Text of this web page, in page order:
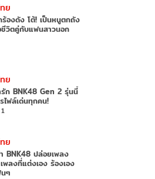
ย
องดัง โต้! เป็นหนูตกถัง
ชีวิตคู่กับแฟนสาวนอก
ย
รัก BNK48 Gen 2 รุ่นนี้
ไฟล์เด่นทุกคน!
1
ย
BNK48 ปล่อยเพลง
พลงที่แต่งเอง ร้องเอง
ๆ